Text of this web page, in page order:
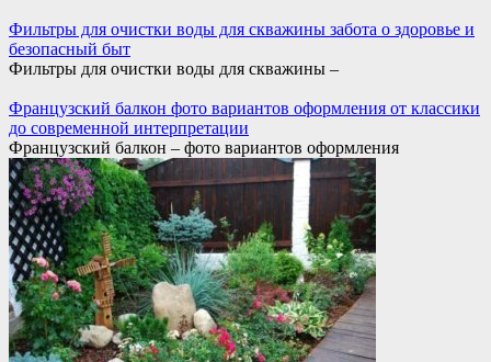
Фильтры для очистки воды для скважины забота о здоровье и
безопасный быт
Фильтры для очистки воды для скважины –
Французский балкон фото вариантов оформления от классики
до современной интерпретации
Французский балкон – фото вариантов оформления